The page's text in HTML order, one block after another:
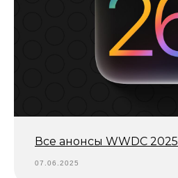
Все анонсы WWDC 2025
07.06.2025